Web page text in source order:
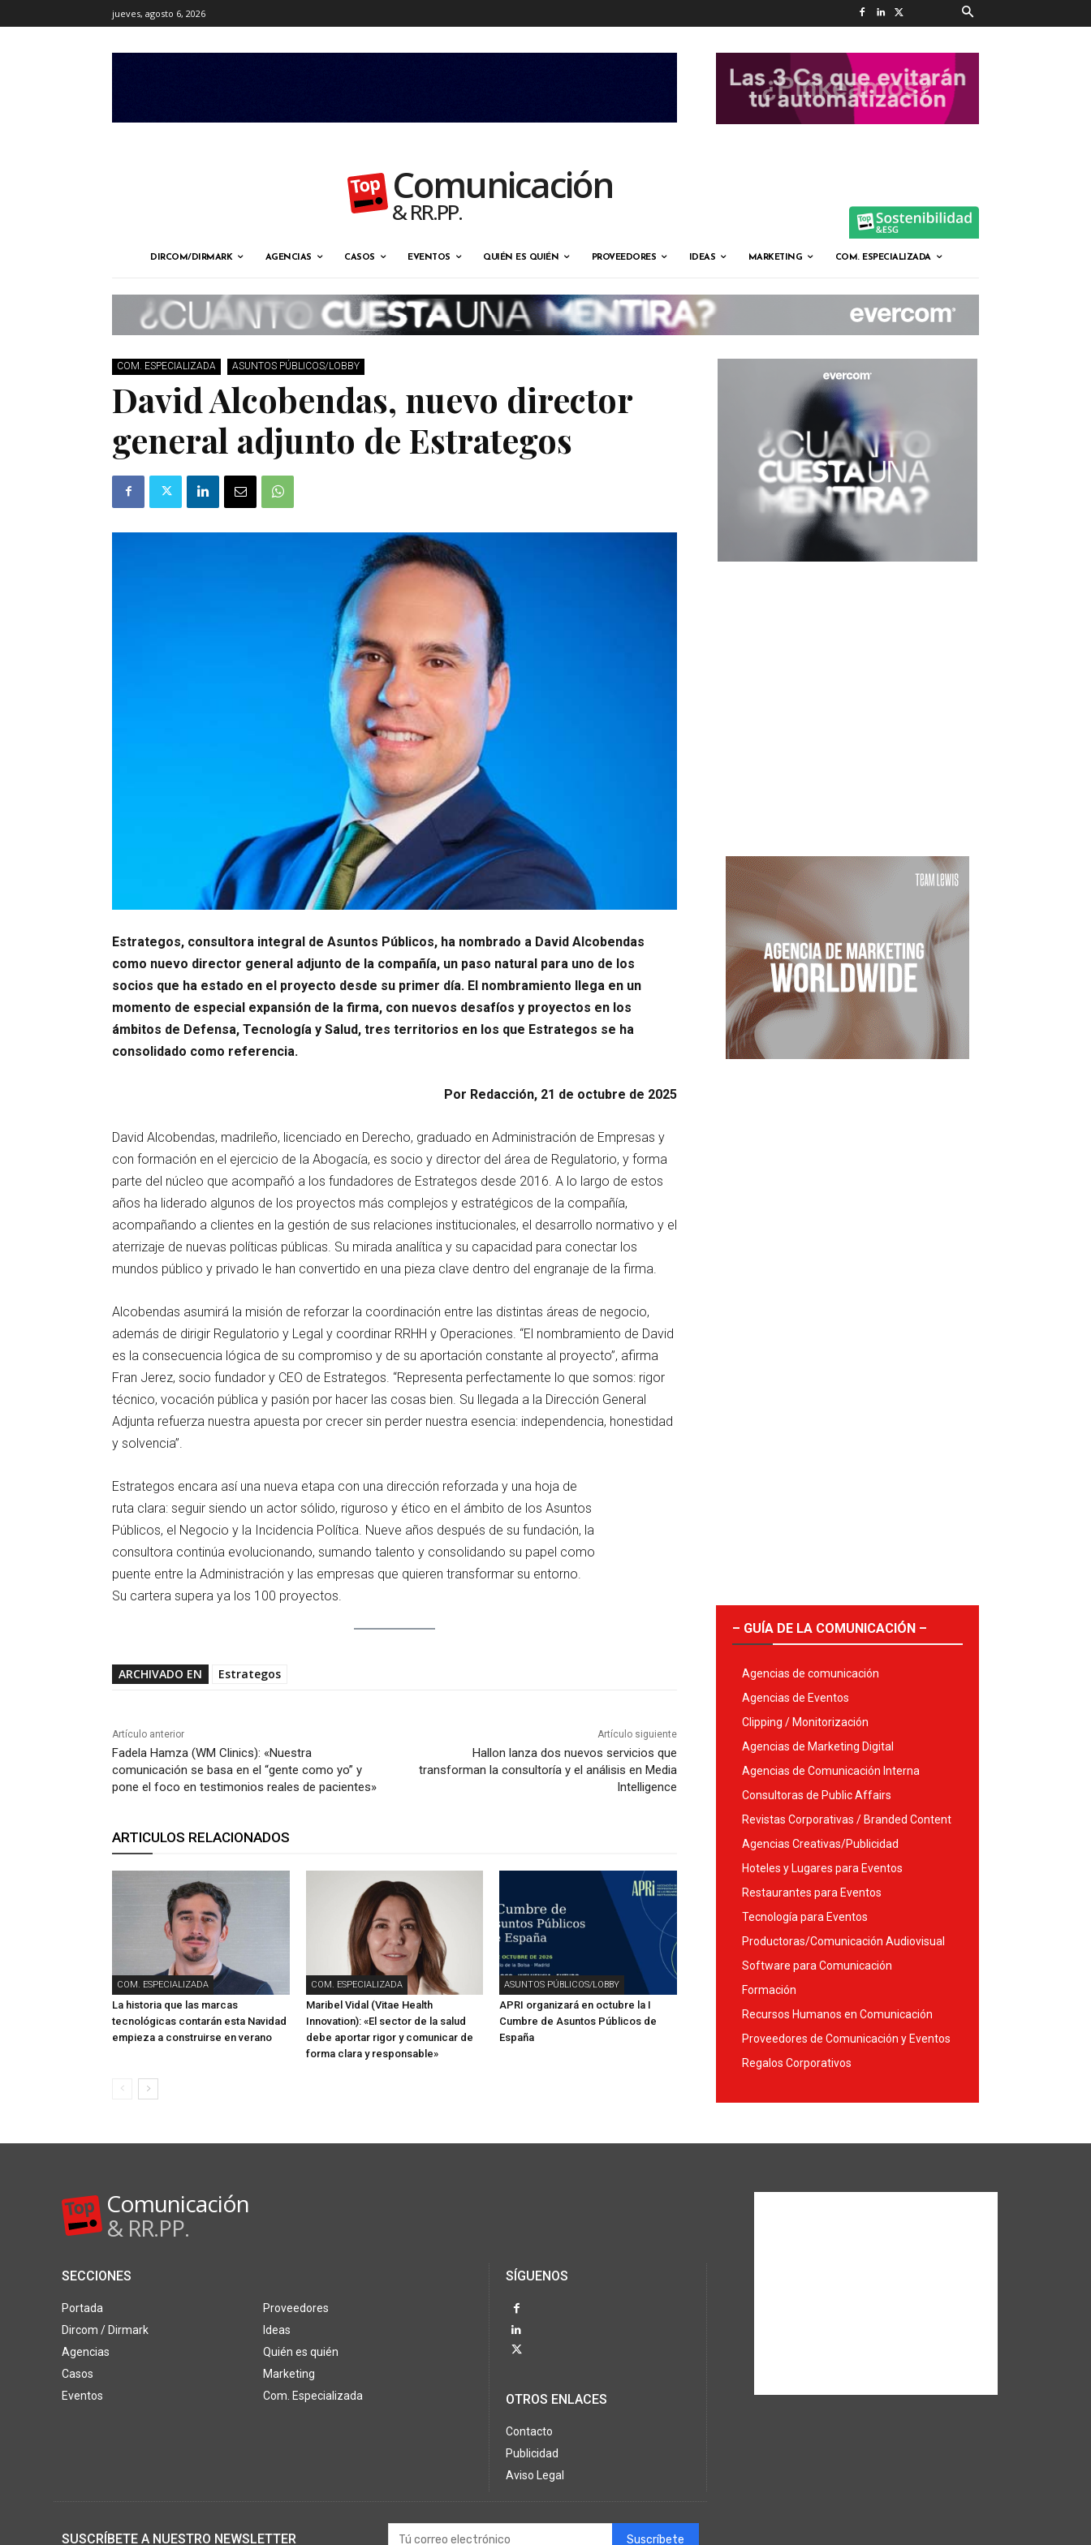
jueves, agosto 6, 2026
Comunicación
& RR.PP.
DIRCOM/DIRMARK AGENCIAS CASOS EVENTOS QUIÉN ES QUIÉN PROVEEDORES IDEAS MARKETING COM. ESPECIALIZADA
COM. ESPECIALIZADA ASUNTOS PÚBLICOS/LOBBY
David Alcobendas, nuevo director
general adjunto de Estrategos
Estrategos, consultora integral de Asuntos Públicos, ha nombrado a David Alcobendas
como nuevo director general adjunto de la compañía, un paso natural para uno de los
socios que ha estado en el proyecto desde su primer día. El nombramiento llega en un
momento de especial expansión de la firma, con nuevos desafíos y proyectos en los
ámbitos de Defensa, Tecnología y Salud, tres territorios en los que Estrategos se ha
consolidado como referencia.
Por Redacción, 21 de octubre de 2025
David Alcobendas, madrileño, licenciado en Derecho, graduado en Administración de Empresas y
con formación en el ejercicio de la Abogacía, es socio y director del área de Regulatorio, y forma
parte del núcleo que acompañó a los fundadores de Estrategos desde 2016. A lo largo de estos
años ha liderado algunos de los proyectos más complejos y estratégicos de la compañía,
acompañando a clientes en la gestión de sus relaciones institucionales, el desarrollo normativo y el
aterrizaje de nuevas políticas públicas. Su mirada analítica y su capacidad para conectar los
mundos público y privado le han convertido en una pieza clave dentro del engranaje de la firma.
Alcobendas asumirá la misión de reforzar la coordinación entre las distintas áreas de negocio,
además de dirigir Regulatorio y Legal y coordinar RRHH y Operaciones. “El nombramiento de David
es la consecuencia lógica de su compromiso y de su aportación constante al proyecto”, afirma
Fran Jerez, socio fundador y CEO de Estrategos. “Representa perfectamente lo que somos: rigor
técnico, vocación pública y pasión por hacer las cosas bien. Su llegada a la Dirección General
Adjunta refuerza nuestra apuesta por crecer sin perder nuestra esencia: independencia, honestidad
y solvencia”.
Estrategos encara así una nueva etapa con una dirección reforzada y una hoja de
ruta clara: seguir siendo un actor sólido, riguroso y ético en el ámbito de los Asuntos
Públicos, el Negocio y la Incidencia Política. Nueve años después de su fundación, la
consultora continúa evolucionando, sumando talento y consolidando su papel como
puente entre la Administración y las empresas que quieren transformar su entorno.
Su cartera supera ya los 100 proyectos.
ARCHIVADO EN Estrategos
Artículo anterior
Fadela Hamza (WM Clinics): «Nuestra
comunicación se basa en el “gente como yo” y
pone el foco en testimonios reales de pacientes»
Artículo siguiente
Hallon lanza dos nuevos servicios que
transforman la consultoría y el análisis en Media
Intelligence
ARTICULOS RELACIONADOS
COM. ESPECIALIZADA
La historia que las marcas
tecnológicas contarán esta Navidad
empieza a construirse en verano
COM. ESPECIALIZADA
Maribel Vidal (Vitae Health
Innovation): «El sector de la salud
debe aportar rigor y comunicar de
forma clara y responsable»
ASUNTOS PÚBLICOS/LOBBY
APRI organizará en octubre la I
Cumbre de Asuntos Públicos de
España
– GUÍA DE LA COMUNICACIÓN –
Agencias de comunicación
Agencias de Eventos
Clipping / Monitorización
Agencias de Marketing Digital
Agencias de Comunicación Interna
Consultoras de Public Affairs
Revistas Corporativas / Branded Content
Agencias Creativas/Publicidad
Hoteles y Lugares para Eventos
Restaurantes para Eventos
Tecnología para Eventos
Productoras/Comunicación Audiovisual
Software para Comunicación
Formación
Recursos Humanos en Comunicación
Proveedores de Comunicación y Eventos
Regalos Corporativos
Comunicación
& RR.PP.
SECCIONES
Portada
Dircom / Dirmark
Agencias
Casos
Eventos
Proveedores
Ideas
Quién es quién
Marketing
Com. Especializada
SÍGUENOS
OTROS ENLACES
Contacto
Publicidad
Aviso Legal
SUSCRÍBETE A NUESTRO NEWSLETTER Suscríbete